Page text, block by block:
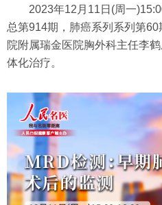
2023年12月11日(周一
总第914期，肺癌系列系列第
院附属瑞金医院胸外科主任李
体化治疗。